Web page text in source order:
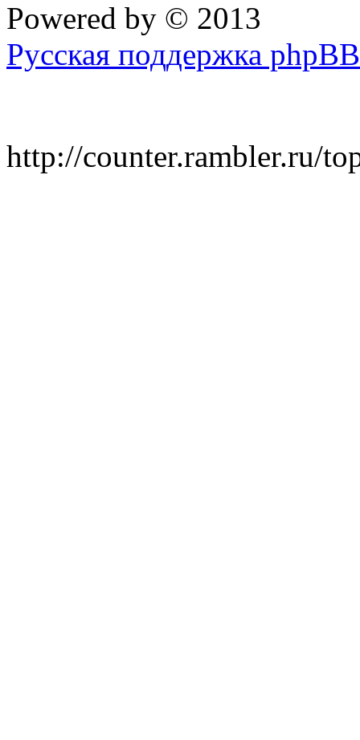
Powered by © 2013
Русская поддержка phpBB
http://counter.rambler.ru/